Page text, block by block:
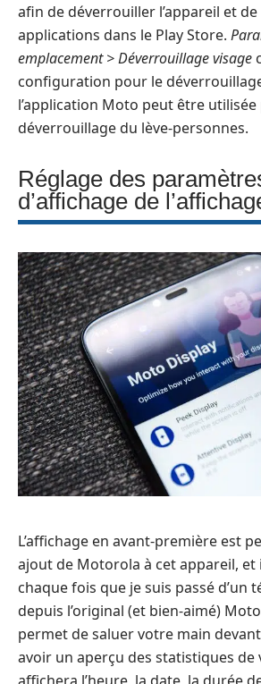
afin de déverrouiller l’appareil et
applications dans le Play Store.
emplacement > Déverrouillage visage
configuration pour le
l’application Moto peut être
déverrouillage du lève-personnes.
Réglage des
d’affichage de
L’affichage en avant-première est
ajout de Motorola à cet appareil, et
chaque fois que je suis passé d’un
depuis l’original (et bien-aimé) Moto
permet de saluer votre main
avoir un aperçu des statistiques de